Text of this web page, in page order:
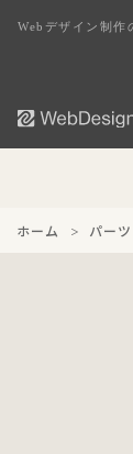
Webデザイン制作
ホーム パー